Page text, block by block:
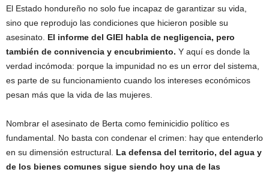
El Estado hondureño no solo fue incapaz de garantizar su vida,
sino que reprodujo las condiciones que hicieron posible su
asesinato. El informe del GIEI habla de negligencia, pero
también de connivencia y encubrimiento. Y aquí es donde la
verdad incómoda: porque la impunidad no es un error del sistema,
es parte de su funcionamiento cuando los intereses económicos
pesan más que la vida de las mujeres.
Nombrar el asesinato de Berta como feminicidio político es
fundamental. No basta con condenar el crimen: hay que entenderlo
en su dimensión estructural. La defensa del territorio, del agua y
de los bienes comunes sigue siendo hoy una de las